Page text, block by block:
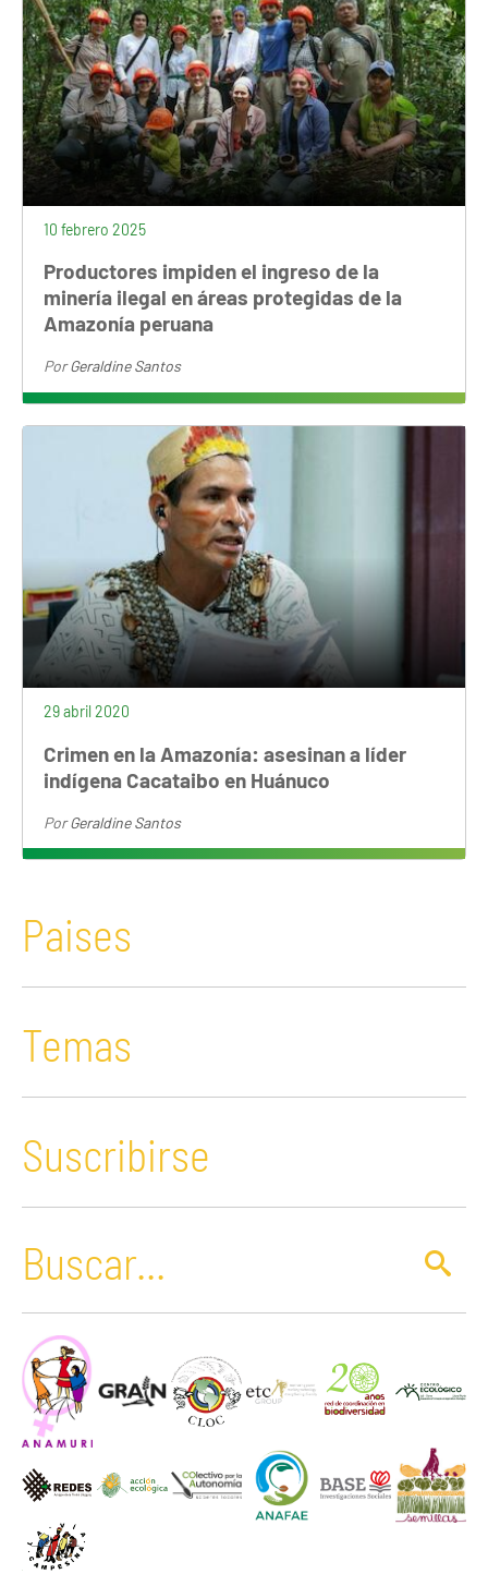
10 febrero 2025
Productores impiden el ingreso de la
minería ilegal en áreas protegidas de la
Amazonía peruana
PorGeraldine Santos
29 abril 2020
Crimen en la Amazonía: asesinan a líder
indígena Cacataibo en Huánuco
PorGeraldine Santos
Paises
Temas
Suscribirse